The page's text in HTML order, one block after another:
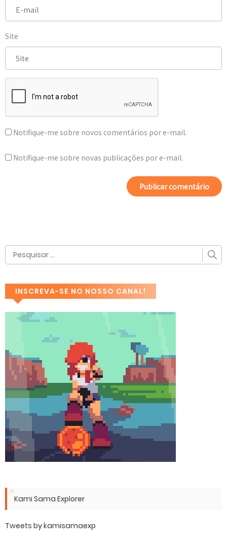
Site
Notifique-me sobre novos comentários por e-mail.
Notifique-me sobre novas publicações por e-mail.
INSCREVA-SE NO NOSSO CANAL!
Kami Sama Explorer
Tweets by kamisamaexp